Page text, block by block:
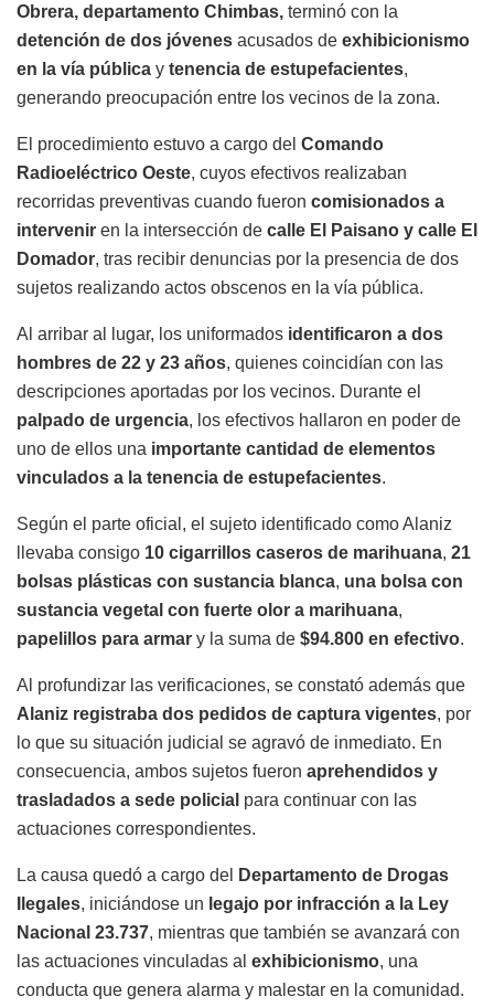
Obrera, departamento Chimbas, terminó con la
detención de dos jóvenes acusados de exhibicionismo
en la vía pública y tenencia de estupefacientes,
generando preocupación entre los vecinos de la zona.
El procedimiento estuvo a cargo del Comando
Radioeléctrico Oeste, cuyos efectivos realizaban
recorridas preventivas cuando fueron comisionados a
intervenir en la intersección de calle El Paisano y calle El
Domador, tras recibir denuncias por la presencia de dos
sujetos realizando actos obscenos en la vía pública.
Al arribar al lugar, los uniformados identificaron a dos
hombres de 22 y 23 años, quienes coincidían con las
descripciones aportadas por los vecinos. Durante el
palpado de urgencia, los efectivos hallaron en poder de
uno de ellos una importante cantidad de elementos
vinculados a la tenencia de estupefacientes.
Según el parte oficial, el sujeto identificado como Alaniz
llevaba consigo 10 cigarrillos caseros de marihuana, 21
bolsas plásticas con sustancia blanca, una bolsa con
sustancia vegetal con fuerte olor a marihuana,
papelillos para armar y la suma de $94.800 en efectivo.
Al profundizar las verificaciones, se constató además que
Alaniz registraba dos pedidos de captura vigentes, por
lo que su situación judicial se agravó de inmediato. En
consecuencia, ambos sujetos fueron aprehendidos y
trasladados a sede policial para continuar con las
actuaciones correspondientes.
La causa quedó a cargo del
Departamento de Drogas
Ilegales, iniciándose un legajo por infracción a la Ley
Nacional 23.737, mientras que también se avanzará con
las actuaciones vinculadas al exhibicionismo, una
conducta que genera alarma y malestar en la comunidad.